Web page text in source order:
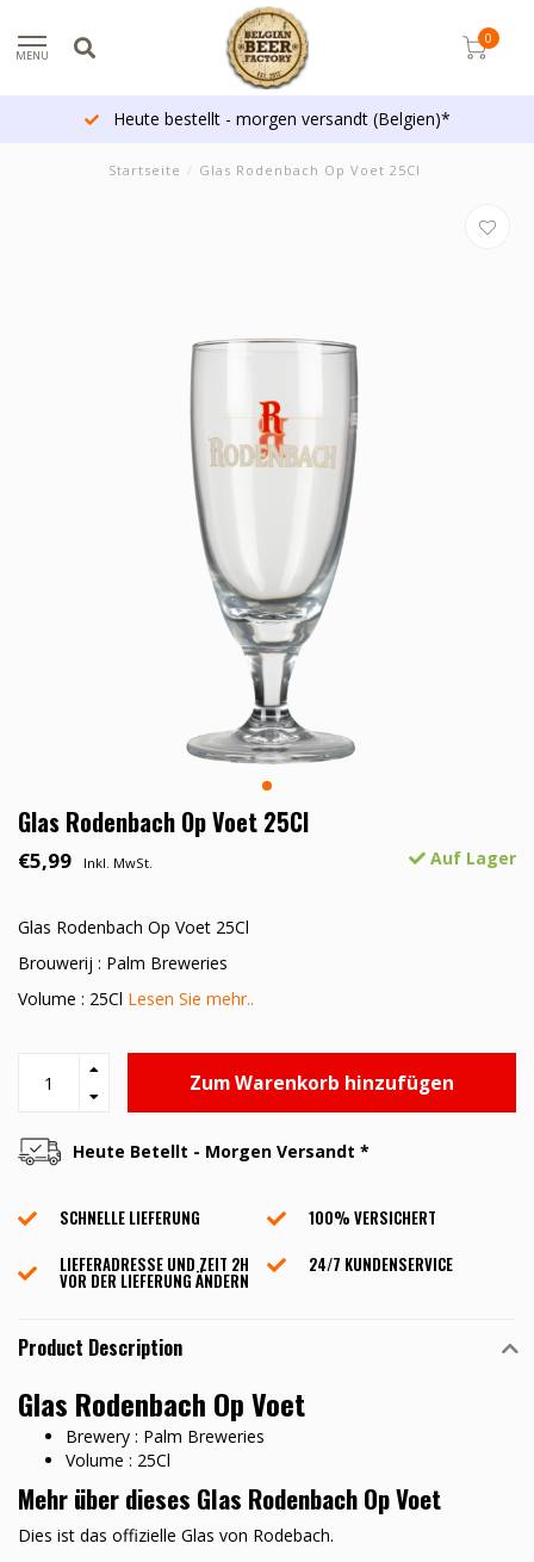
MENU
0
Heute bestellt - morgen versandt (Belgien)*
Startseite / Glas Rodenbach Op Voet 25Cl
Glas Rodenbach Op Voet 25Cl
€5,99 Inkl. MwSt. Auf Lager
Glas Rodenbach Op Voet 25Cl
Brouwerij : Palm Breweries
Volume : 25Cl Lesen Sie mehr..
Zum Warenkorb hinzufügen
Heute Betellt - Morgen Versandt *
SCHNELLE LIEFERUNG
100% VERSICHERT
LIEFERADRESSE UND ZEIT 2H
VOR DER LIEFERUNG ÄNDERN
24/7 KUNDENSERVICE
Product Description
Glas Rodenbach Op Voet
Brewery : Palm Breweries
Volume : 25Cl
Mehr über dieses Glas Rodenbach Op Voet
Dies ist das offizielle Glas von Rodebach.